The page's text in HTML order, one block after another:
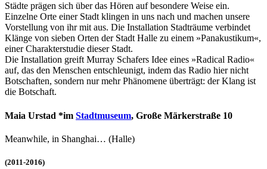
Städte prägen sich über das Hören auf besondere Weise ein.
Einzelne Orte einer Stadt klingen in uns nach und machen unsere
Vorstellung von ihr mit aus. Die Installation Stadträume verbindet
Klänge von sieben Orten der Stadt Halle zu einem »Panakustikum«,
einer Charakterstudie dieser Stadt.
Die Installation greift Murray Schafers Idee eines »Radical Radio«
auf, das den Menschen entschleunigt, indem das Radio hier nicht
Botschaften, sondern nur mehr Phänomene überträgt: der Klang ist
die Botschaft.
Maia Urstad *im Stadtmuseum, Große Märkerstraße 10
Meanwhile, in Shanghai… (Halle)
(2011-2016)